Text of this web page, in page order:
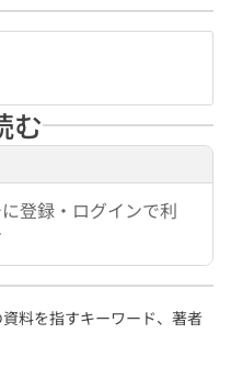
む
登録・ログインで利
料を指すキーワード、著者